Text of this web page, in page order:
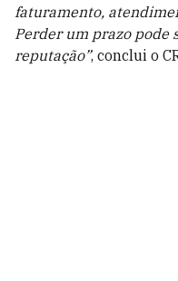
faturamento,
Perder um prazo pode
reputação”, conclui o